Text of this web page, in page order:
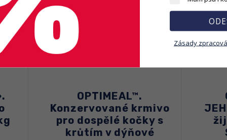
OPTIMEAL™.
krmivo
dospělé kočky s
v dýňové
Club 4 Paws S
JEHNĚČÍM .Pro
žijící v bytě
Suché krmivo
Zásady